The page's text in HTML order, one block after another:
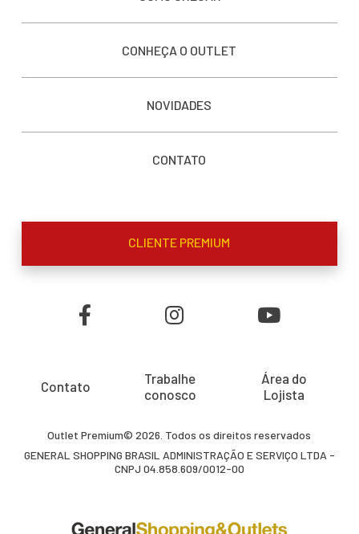
CONHEÇA O OUTLET
NOVIDADES
CONTATO
CLIENTE PREMIUM
Contato
Trabalhe
conosco
Área do
Lojista
Outlet Premium© 2026. Todos os direitos reservados
GENERAL SHOPPING BRASIL ADMINISTRAÇÃO E SERVIÇO LTDA -
CNPJ 04.858.609/0012-00